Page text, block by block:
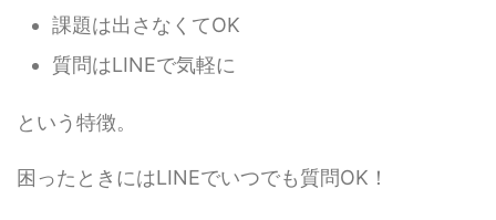
課題は出さなくてOK
質問はLINEで気軽に
という特徴。
困ったときにはLINEでいつでも質問OK！